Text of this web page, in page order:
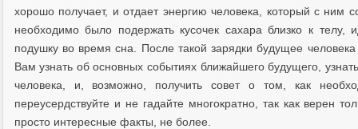
хорошо получает, и отдает энергию человека, который с ним
необходимо было подержать кусочек сахара близко к
подушку во время сна. После такой зарядки будущее
Вам узнать об основных событиях ближайшего будущего,
человека, и, возможно, получить совет о том, как
переусердствуйте и не гадайте многократно, так как верен
просто интересные факты, не более.